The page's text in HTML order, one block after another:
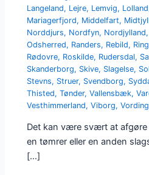
Langeland, Lejre, Lemvig, Lolland
Mariagerfjord, Middelfart,
Norddjurs, Nordfyn, Nordjylland,
Odsherred, Randers, Rebild,
Rødovre, Roskilde, Rudersdal,
Skanderborg, Skive, Slagelse,
Stevns, Struer, Svendborg,
Thisted,Tønder,Vallensbæk,
Vesthimmerland,Viborg,
Det kan være svært at
en tømrer eller en anden
[…]